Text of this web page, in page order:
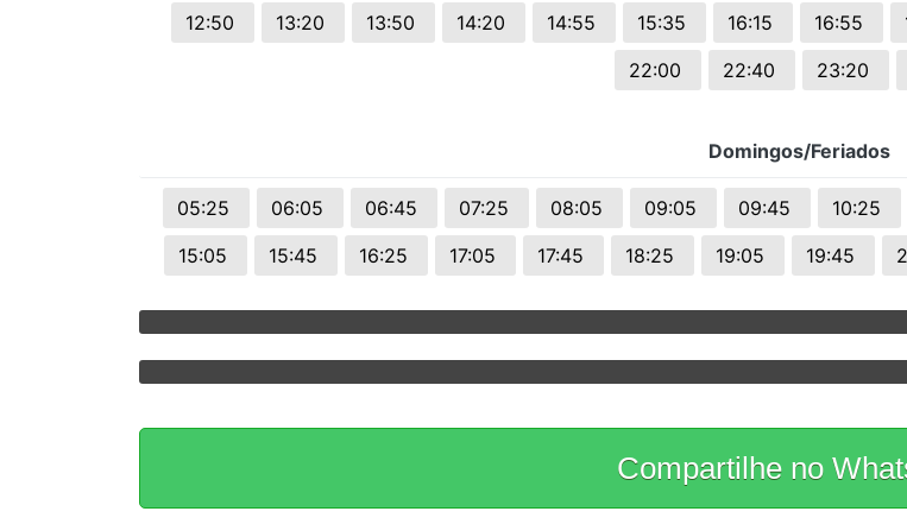
12:50
13:20 13:50 14:20 14:55 15:35 16:15 16:55
22:00
22:40 23:20
Domingos/Feriados
05:25 06:05 06:45 07:25 08:05 09:05 09:45 10:25
15:05
15:45 16:25 17:05 17:45 18:25 19:05 19:45
Compartilhe no